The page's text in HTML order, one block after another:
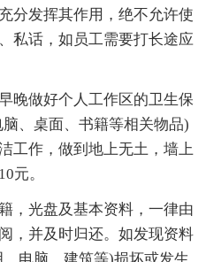
分发挥其作用，绝不允许使
私话，如员工需要打长途应
晚做好个人工作区的卫生保
、桌面、书籍等相关物品)
工作，做到地上无土，墙上
元。
，光盘及基本资料，一律由
，并及时归还。如发现资料